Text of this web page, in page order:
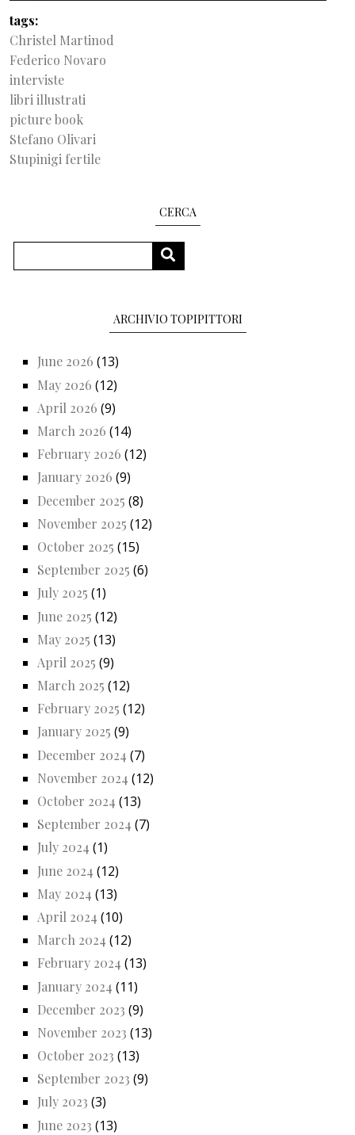
tags
Christel Martinod
Federico Novaro
interviste
libri illustrati
picture book
Stefano Olivari
Stupinigi fertile
CERCA
SEARCH
ARCHIVIO TOPIPITTORI
June 2026 (13)
May 2026 (12)
April 2026 (9)
March 2026 (14)
February 2026 (12)
January 2026 (9)
December 2025 (8)
November 2025 (12)
October 2025 (15)
September 2025 (6)
July 2025 (1)
June 2025 (12)
May 2025 (13)
April 2025 (9)
March 2025 (12)
February 2025 (12)
January 2025 (9)
December 2024 (7)
November 2024 (12)
October 2024 (13)
September 2024 (7)
July 2024 (1)
June 2024 (12)
May 2024 (13)
April 2024 (10)
March 2024 (12)
February 2024 (13)
January 2024 (11)
December 2023 (9)
November 2023 (13)
October 2023 (13)
September 2023 (9)
July 2023 (3)
June 2023 (13)